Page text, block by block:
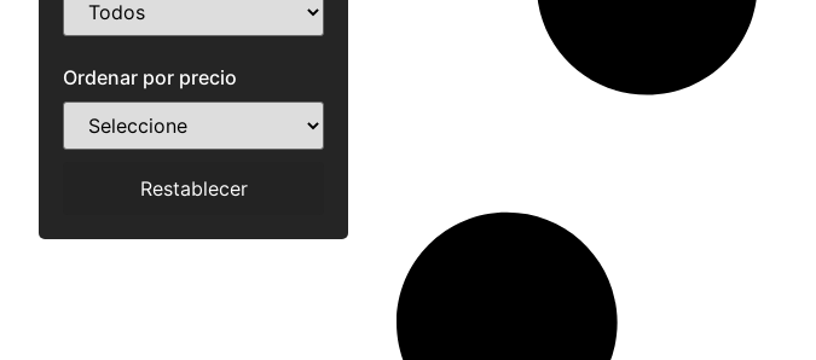
Ordenar por precio
Restablecer